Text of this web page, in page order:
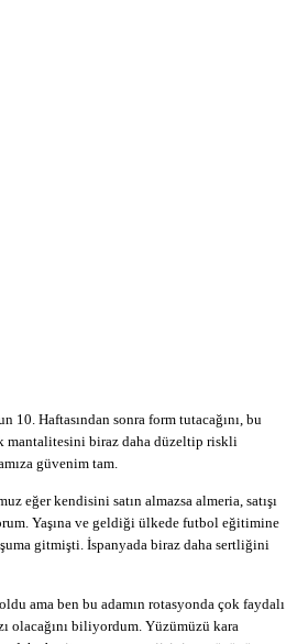
10. Haftasından sonra form tutacağını, bu
mantalitesini biraz daha düzeltip riskli
güvenim tam.
eğer kendisini satın almazsa almeria, satışı
Yaşına ve geldiği ülkede futbol eğitimine
gitmişti. İspanyada biraz daha sertliğini
ama ben bu adamın rotasyonda çok faydalı
olacağını biliyordum. Yüzümüzü kara